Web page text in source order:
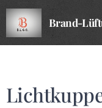
Brand-